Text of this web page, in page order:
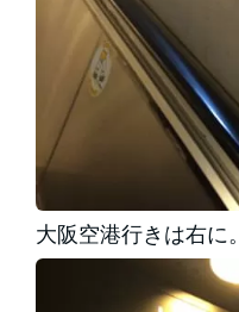
大阪空港行きは右に。